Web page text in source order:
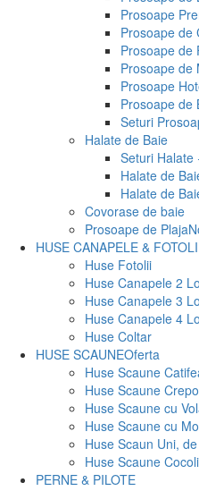
Prosoape
Prosoape de
Prosoape de
Prosoape de
Prosoape
Prosoape de
Seturi
Halate de Baie
Seturi Halate
Halate de
Halate de
Covorase de baie
Prosoape de Plaja
HUSE CANAPELE &
Huse Fotolii
Huse Canapele 2
Huse Canapele 3
Huse Canapele 4
Huse Coltar
HUSE SCAUNEOferta
Huse Scaune
Huse Scaune
Huse Scaune cu
Huse Scaune cu
Huse Scaun Uni,
Huse Scaune
PERNE & PILOTE